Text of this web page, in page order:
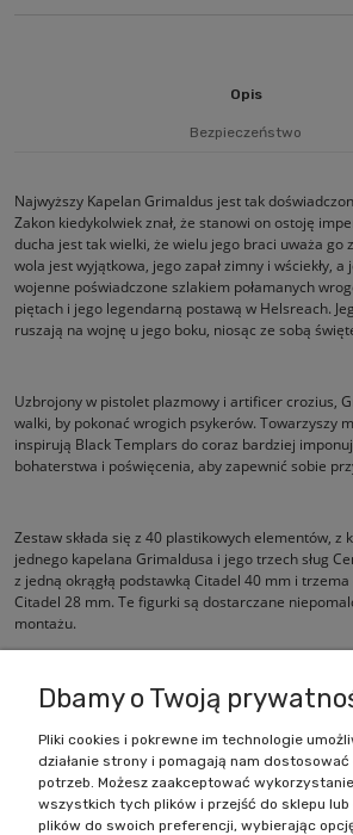
Opis
Bezpieczeństwo
Najwyższy Kapelan Grimaldus jest tak
Zakon kiedykolwiek znał, że stanowi on ostoję
ducha jest tak wielki, że wielu jego braci uważa go
wola jest wyjątkowa, jego zapał zimny i wściekły,
wojenne poświadczone szlakiem połamanych
piętach i jego legendarną postawą w Helsreach.
ruszają na wojnę u jego boku, niosąc ze sobą
Uzbrojony w pistolet plazmowy i artificer crozius,
walki, by pokonać wrogich psykerów. Towarzyszy
inspirują Black Templars do coraz bardziej
bohaterstwa i poświęcenia, aby zapewnić sobie
Zestaw składa się z 40 plastikowych elementów, z
jednego kapelana Grimaldusa i jego trzech sług
z jedną okrągłą podstawką Citadel 40 mm i
Citadel 28 mm. Te figurki są dostarczane
montażu.
Zakupy
Pomoc
Dbamy o Twoją
Pliki cookies i pokrewne im technologie
działanie strony i pomagają nam
potrzeb. Możesz zaakceptować
wszystkich tych plików i przejść do sklepu
plików do swoich preferencji, wybierając